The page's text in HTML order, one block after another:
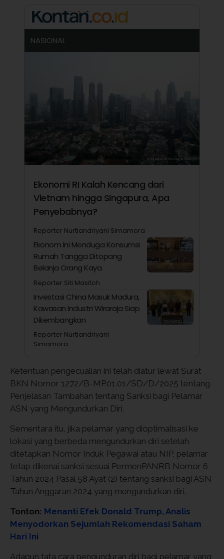
NASIONAL
Ekonomi RI Kalah Kencang dari
Vietnam hingga Singapura, Apa
Penyebabnya?
Reporter Nurtiandriyani Simamora
Ekonom Ini Menduga Konsumsi
Rumah Tangga Ditopang
Belanja Orang Kaya
Reporter Siti Masitoh
Investasi China Masuk Madura,
Kawasan Industri Wiraraja Siap
Dikembangkan
Reporter Nurtiandriyani
Simamora
Ketentuan pengecualian ini telah diatur lewat Surat
BKN Nomor 1272/B-MP.01.01/SD/D/2025 tentang
Penjelasan Tambahan tentang Sanksi bagi Pelamar
ASN yang Mengundurkan Diri.
Sementara itu, jika pelamar yang dioptimalisasi ke
lokasi yang berbeda mengundurkan diri setelah
ditetapkan Nomor Induk Pegawai atau NIP, pelamar
tetap dikenai sanksi sesuai PermenPANRB Nomor 6
Tahun 2024 Pasal 58 Ayat (2) tentang sanksi bagi ASN
Tahun Anggaran 2024 yang mengundurkan diri.
Tonton: Menanti Efek Donald Trump, Analis
Menyodorkan Sejumlah Rekomendasi Saham
Hari Ini
Adapun tata cara pengunduran diri bagi pelamar yang